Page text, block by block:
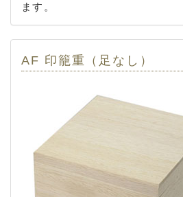
ます。
AF 印籠重（足なし）